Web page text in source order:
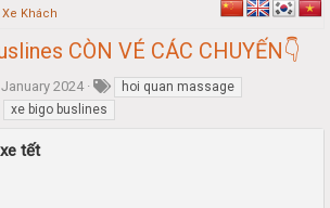
Xe Khách
CÒN VÉ CÁC CHUYẾN👇
January 2024
hoi quan massage
xe bigo buslines
tết